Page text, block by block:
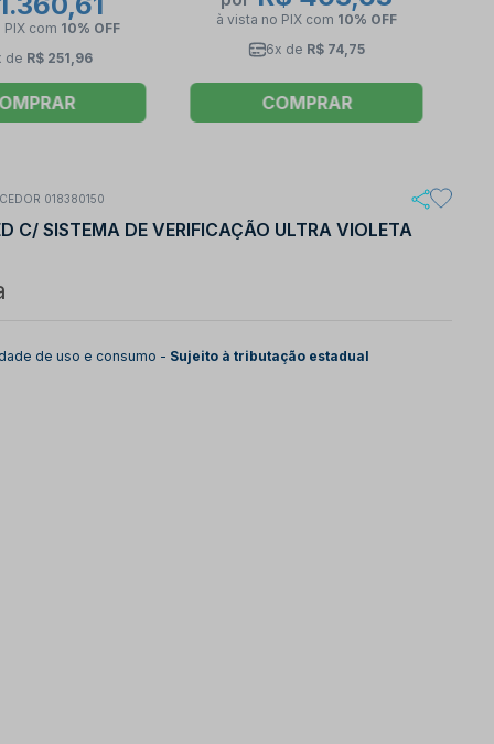
PIX com 10% OFF
de R$ 251,96
à vista no PIX com 10% OFF
6x de R$ 74,75
COMPRAR
018380150
C/ SISTEMA DE VERIFICAÇÃO ULTRA VIOLETA
de uso e consumo - Sujeito à tributação estadual